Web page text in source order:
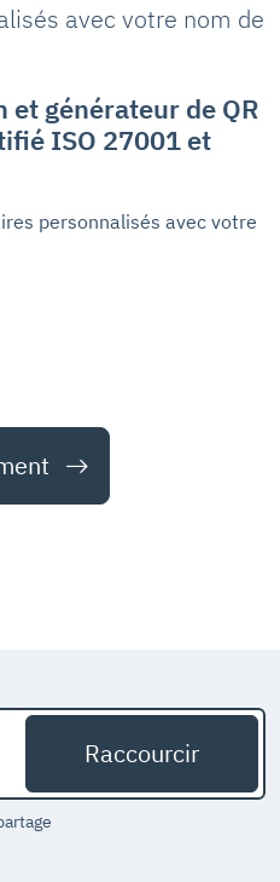
avec votre nom de
et générateur de QR
ISO 27001 et
personnalisés avec votre